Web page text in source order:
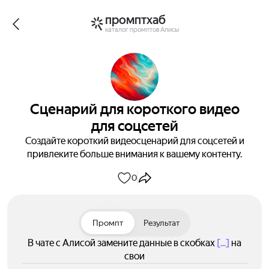
промптхаб
каталог промптов Алисы
Сценарий для короткого видео
для соцсетей
Создайте короткий видеосценарий для соцсетей и
привлеките больше внимания к вашему контенту.
0
Промпт Результат
В чате с Алисой замените данные в скобках [...] на
свои